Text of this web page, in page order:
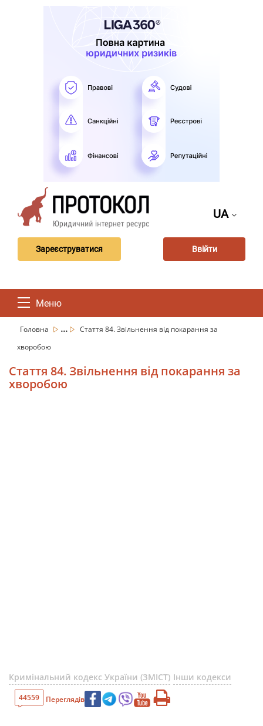
UA
Зареєструватися Ввійти
Меню
Головна ...
Стаття 84. Звільнення від покарання за
хворобою
Стаття 84. Звільнення від покарання за
хворобою
Кримінальний кодекс України (ЗМІСТ) Інши кодекси
44559 Переглядів